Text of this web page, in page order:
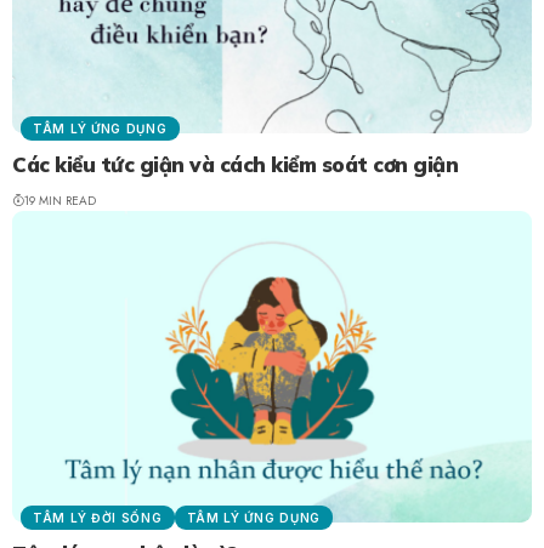
TÂM LÝ ỨNG DỤNG
Các kiểu tức giận và cách kiểm soát cơn giận
19 MIN READ
TÂM LÝ ĐỜI SỐNG TÂM LÝ ỨNG DỤNG